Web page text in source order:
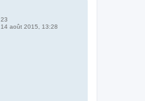
23
14 août 2015, 13:28